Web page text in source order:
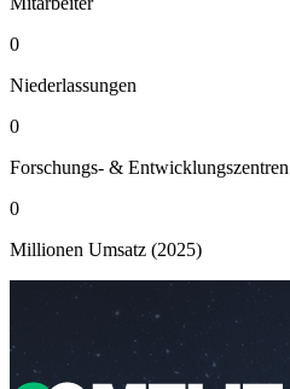
0
Niederlassungen
0
Forschungs- & Entwicklungszentren
0
Millionen Umsatz (2025)